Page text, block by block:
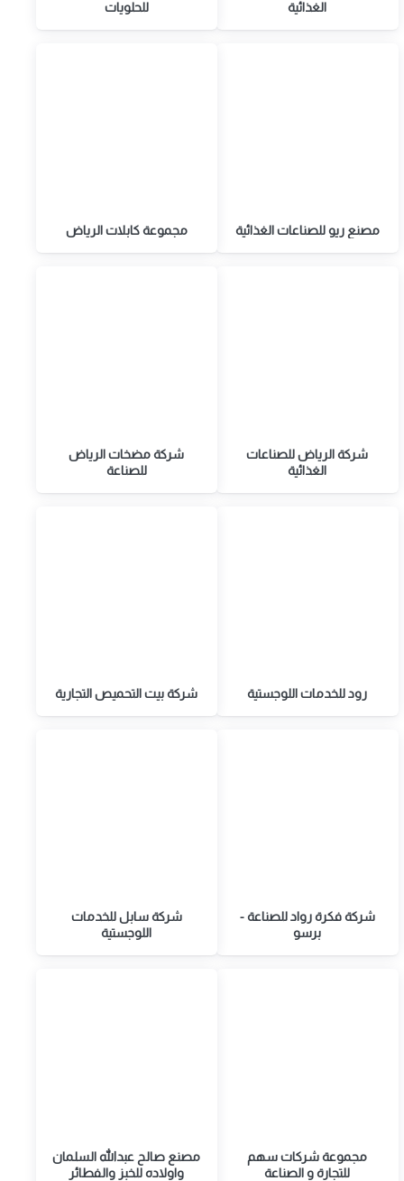
الغذائية للحلويات
مصنع ريو للصناعات الغذائية مجموعة كابلات الرياض
شركة الرياض للصناعات
الغذائية
شركة مضخات الرياض
للصناعة
رود للخدمات اللوجستية شركة بيت التحميص التجارية
شركة فكرة رواد للصناعة -
برسو
شركة سابل للخدمات
اللوجستية
مجموعة شركات سهم
للتجارة و الصناعة
مصنع صالح عبدالله السلمان
واولاده للخبز والفطائر